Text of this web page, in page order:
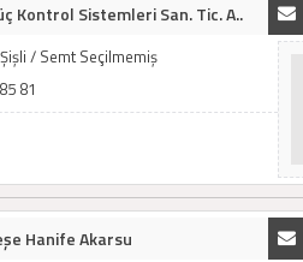
Kontrol Sistemleri San. Tic. A..
/ Semt Seçilmemiş
81
Hanife Akarsu